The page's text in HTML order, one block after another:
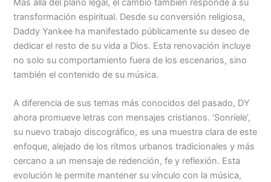
transformación espiritual. Desde su conversión religiosa,
Daddy Yankee ha manifestado públicamente su deseo de
dedicar el resto de su vida a Dios. Esta renovación incluye
no solo su comportamiento fuera de los escenarios, sino
también el contenido de su música.
A diferencia de sus temas más conocidos del pasado, DY
ahora promueve letras con mensajes cristianos. ‘Sonríele’,
su nuevo trabajo discográfico, es una muestra clara de este
enfoque, alejado de los ritmos urbanos tradicionales y más
cercano a un mensaje de redención, fe y reflexión. Esta
evolución le permite mantener su vínculo con la música,